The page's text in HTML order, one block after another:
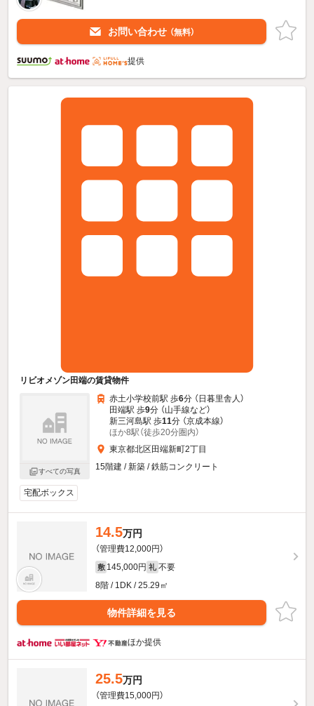
お問い合わせ （無料）
提供
リビオメゾン田端の賃貸物件
すべての写真
赤土小学校前駅 歩6分 （日暮里舎人）
田端駅 歩9分 （山手線など）
新三河島駅 歩11分 （京成本線）
ほか8駅（徒歩20分圏内）
東京都北区田端新町2丁目
15階建 / 新築 / 鉄筋コンクリート
宅配ボックス
14.5万円
（管理費12,000円）
敷 145,000円 礼 不要
8階 / 1DK / 25.29㎡
物件詳細を見る
ほか提供
25.5万円
（管理費15,000円）